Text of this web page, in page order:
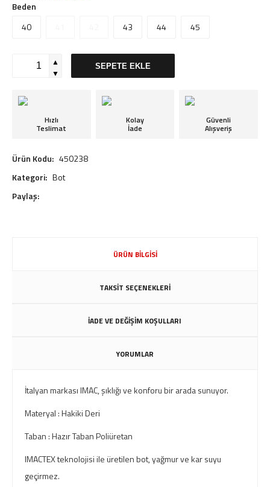
Beden
40
43 44 45
▲
▼
SEPETE EKLE
Hızlı
Teslimat
Kolay
İade
Güvenli
Alışveriş
Ürün Kodu: 450238
Kategori: Bot
Paylaş:
ÜRÜN BİLGİSİ
TAKSİT SEÇENEKLERİ
İADE VE DEĞİŞİM KOŞULLARI
YORUMLAR
İtalyan markası IMAC, şıklığı ve konforu bir arada sunuyor.
Materyal : Hakiki Deri
Taban : Hazır Taban Poliüretan
IMACTEX teknolojisi ile üretilen bot, yağmur ve kar suyu
geçirmez.